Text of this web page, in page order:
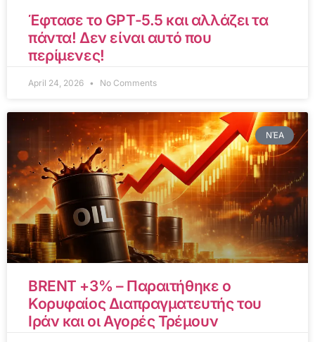
Έφτασε το GPT-5.5 και αλλάζει τα
πάντα! Δεν είναι αυτό που
περίμενες!
April 24, 2026 No Comments
ΝΈΑ
BRENT +3% – Παραιτήθηκε ο
Κορυφαίος Διαπραγματευτής του
Ιράν και οι Αγορές Τρέμουν